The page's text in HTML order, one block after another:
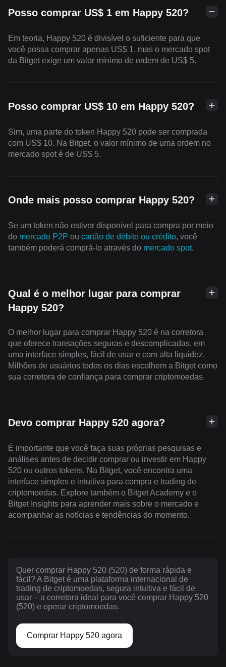
Posso comprar US$ 1 em Happy 520?
Em teoria, Happy 520 é divisível o suficiente para que
você possa comprar apenas US$ 1, mas o mercado spot
da Bitget exige um valor mínimo de ordem de US$ 5.
Posso comprar US$ 10 em Happy 520?
Sim, uma parte do token Happy 520 pode ser comprada
com US$ 10. Na Bitget, o valor mínimo de uma ordem no
mercado spot é de US$ 5.
Onde mais posso comprar Happy 520?
Se um token não estiver disponível para compra por meio
do mercado P2P ou cartão de débito ou crédito, você
também poderá comprá-lo através do mercado spot.
Qual é o melhor lugar para comprar
Happy 520?
O melhor lugar para comprar Happy 520 é na corretora
que oferece transações seguras e descomplicadas, em
uma interface simples, fácil de usar e com alta liquidez.
Milhões de usuários todos os dias escolhem a Bitget como
sua corretora de confiança para comprar criptomoedas.
Devo comprar Happy 520 agora?
É importante que você faça suas próprias pesquisas e
análises antes de decidir comprar ou investir em Happy
520 ou outros tokens. Na Bitget, você encontra uma
interface simples e intuitiva para compra e trading de
criptomoedas. Explore também o Bitget Academy e o
Bitget Insights para aprender mais sobre o mercado e
acompanhar as notícias e tendências do momento.
Quer comprar Happy 520 (520) de forma rápida e
fácil? A Bitget é uma plataforma internacional de
trading de criptomoedas, segura intuitiva e fácil de
usar – a corretora ideal para você comprar Happy 520
(520) e operar criptomoedas.
Comprar Happy 520 agora